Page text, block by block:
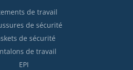
de travail
de sécurité
de sécurité
de travail
EPI